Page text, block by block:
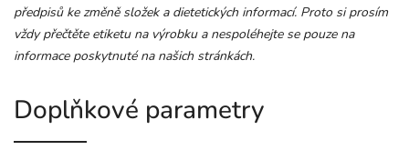
předpisů ke změně složek a dietetických informací. Proto si prosím
vždy přečtěte etiketu na výrobku a nespoléhejte se pouze na
informace poskytnuté na našich stránkách.
Doplňkové parametry